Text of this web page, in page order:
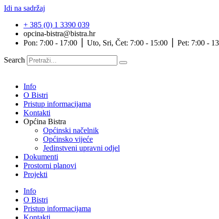
Idi na sadržaj
+ 385 (0) 1 3390 039
opcina-bistra@bistra.hr
Pon: 7:00 - 17:00 ⎪ Uto, Sri, Čet: 7:00 - 15:00 ⎪ Pet: 7:00 -
Search
Info
O Bistri
Pristup informacijama
Kontakti
Općina Bistra
Općinski načelnik
Općinsko vijeće
Jedinstveni upravni odjel
Dokumenti
Prostorni planovi
Projekti
Info
O Bistri
Pristup informacijama
Kontakti